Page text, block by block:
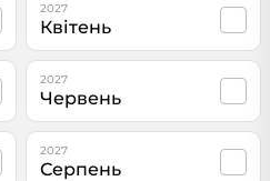
2027
Квітень
2027
Червень
2027
Серпень